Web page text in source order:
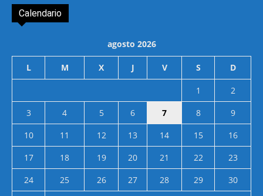
Calendario
agosto 2026
L M X J V S D
1
2
3
4 5 6 7 8
9
10
11 12 13 14 15
16
17
18 19 20 21 22
23
24
25 26 27 28 29
30